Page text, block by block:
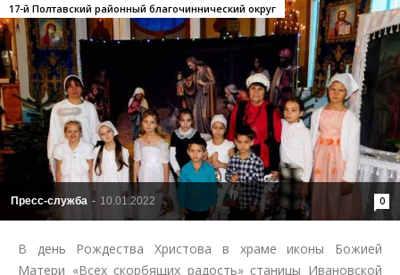
Пресс-служба - 10.01.2022 0
17-й Полтавский районный благочиннический округ
В день Рождества Христова в храме иконы Божией
Матери «Всех скорбящих радость» станицы Ивановской